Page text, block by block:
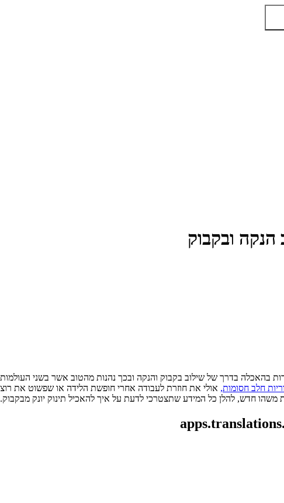
ובקבוק
חלב חסומות,
חדש, להלן כל המידע שתצטרכי לדעת על איך להאכיל תינוק יונק מבקבוק.